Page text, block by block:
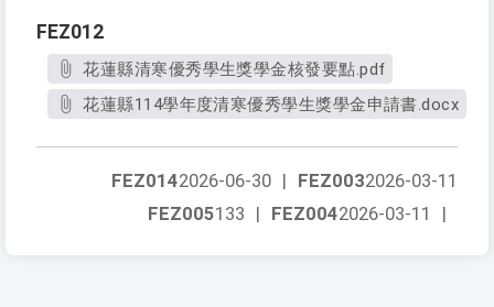
FEZ012
花蓮縣清寒優秀學生獎學金核發要點.pdf
花蓮縣114學年度清寒優秀學生獎學金申請書.docx
FEZ0032026-03-11
FEZ0142026-06-30 |
FEZ0042026-03-11 |
FEZ005133 |